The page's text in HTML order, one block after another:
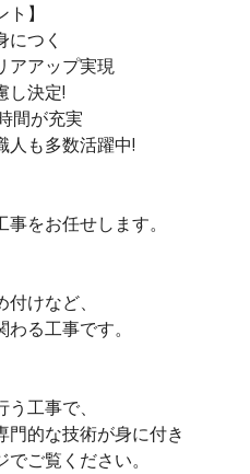
】
につく
アアップ実現
し決定!
間が充実
人も多数活躍中!
をお任せします。
けなど、
る工事です。
工事で、
的な技術が身に付き
ご覧ください。